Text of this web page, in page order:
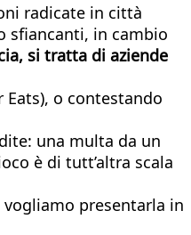
radicate in città
sfiancanti, in cambio
si tratta di aziende
o contestando
una multa da un
è di tutt’altra scala
presentarla in